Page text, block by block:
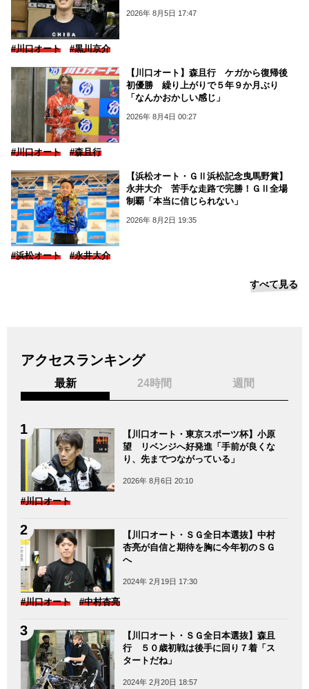
2026年 8月5日 17:47
#川口オート #黒川京介
【川口オート】森且行 ケガから復帰後
初優勝 繰り上がりで５年９か月ぶり
「なんかおかしい感じ」
2026年 8月4日 00:27
#川口オート #森且行
【浜松オート・ＧⅡ浜松記念曳馬野賞】
永井大介 苦手な走路で完勝！ＧⅡ全場
制覇「本当に信じられない」
2026年 8月2日 19:35
#浜松オート #永井大介
すべて見る
アクセスランキング
最新 24時間 週間
【川口オート・東京スポーツ杯】小原
望 リベンジへ好発進「手前が良くな
り、先までつながっている」
2026年 8月6日 20:10
#川口オート
【川口オート・ＳＧ全日本選抜】中村
杏亮が自信と期待を胸に今年初のＳＧ
へ
2024年 2月19日 17:30
#川口オート #中村杏亮
【川口オート・ＳＧ全日本選抜】森且
行 ５０歳初戦は後手に回り７着「ス
タートだね」
2024年 2月20日 18:57